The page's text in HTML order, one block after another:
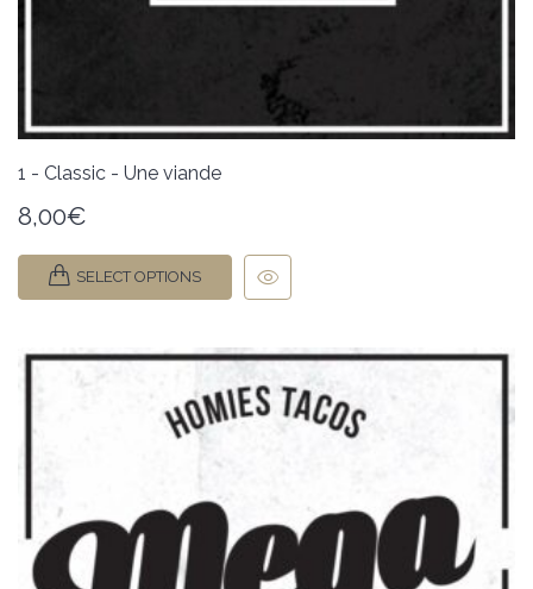
1 - Classic - Une viande
8,00€
SELECT OPTIONS